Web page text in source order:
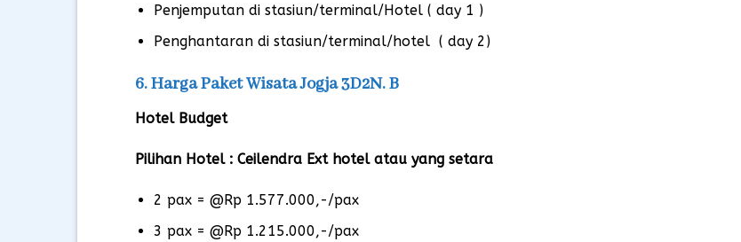
Penjemputan di stasiun/terminal/Hotel ( day 1 )
Penghantaran di stasiun/terminal/hotel ( day 2)
6. Harga Paket Wisata Jogja 3D2N. B
Hotel Budget
Pilihan Hotel : Ceilendra Ext hotel atau yang setara
2 pax = @Rp 1.577.000,-/pax
3 pax = @Rp 1.215.000,-/pax